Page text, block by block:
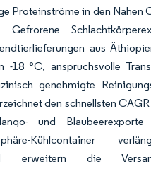
Proteinströme in den Nahen
Gefrorene
aus
-18 °C, anspruchsvolle
genehmigte
den schnellsten CAGR
und Blaubeerexporte
Kühlcontainer
erweitern die